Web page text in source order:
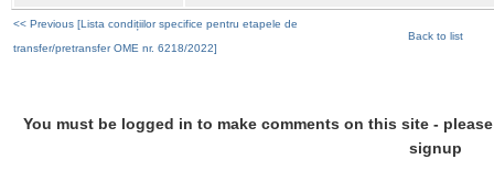
<< Previous [Lista condițiilor specifice pentru etapele de
transfer/pretransfer OME nr. 6218/2022]
Back to list
You must be logged in to make comments on this site -
signup